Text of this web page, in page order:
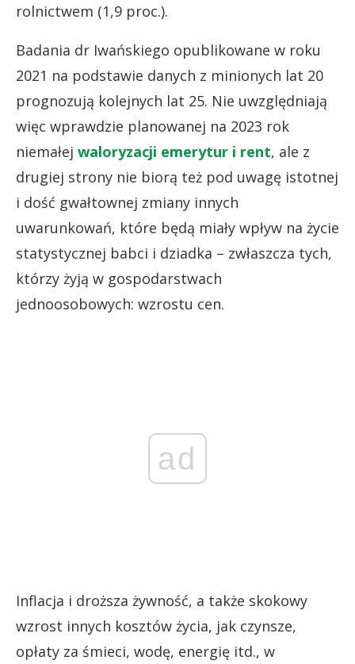
rolnictwem (1,9 proc.).
Badania dr Iwańskiego opublikowane w roku
2021 na podstawie danych z minionych lat 20
prognozują kolejnych lat 25. Nie uwzględniają
więc wprawdzie planowanej na 2023 rok
niemałej waloryzacji emerytur i rent, ale z
drugiej strony nie biorą też pod uwagę istotnej
i dość gwałtownej zmiany innych
uwarunkowań, które będą miały wpływ na życie
statystycznej babci i dziadka – zwłaszcza tych,
którzy żyją w gospodarstwach
jednoosobowych: wzrostu cen.
ad
Inflacja i droższa żywność, a także skokowy
wzrost innych kosztów życia, jak czynsze,
opłaty za śmieci, wodę, energię itd., w